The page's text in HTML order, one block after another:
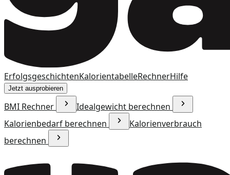
ErfolgsgeschichtenKalorientabelleRechnerHilfe
Jetzt ausprobieren
BMI Rechner
Idealgewicht berechnen
Kalorienbedarf berechnen
Kalorienverbrauch
berechnen